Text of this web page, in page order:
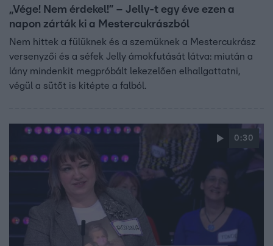
„Vége! Nem érdekel!” – Jelly-t egy éve ezen a
napon zárták ki a Mestercukrászból
Nem hittek a fülüknek és a szemüknek a Mestercukrász
versenyzői és a séfek Jelly ámokfutását látva: miután a
lány mindenkit megpróbált lekezelően elhallgattatni,
végül a sütőt is kitépte a falból.
0:30